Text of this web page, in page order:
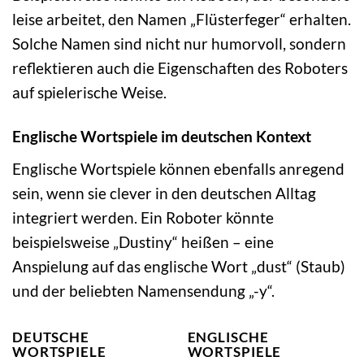
leise arbeitet, den Namen „Flüsterfeger“ erhalten.
Solche Namen sind nicht nur humorvoll, sondern
reflektieren auch die Eigenschaften des Roboters
auf spielerische Weise.
Englische Wortspiele im deutschen Kontext
Englische Wortspiele können ebenfalls anregend
sein, wenn sie clever in den deutschen Alltag
integriert werden. Ein Roboter könnte
beispielsweise „Dustiny“ heißen – eine
Anspielung auf das englische Wort „dust“ (Staub)
und der beliebten Namensendung „-y“.
DEUTSCHE
WORTSPIELE
ENGLISCHE
WORTSPIELE